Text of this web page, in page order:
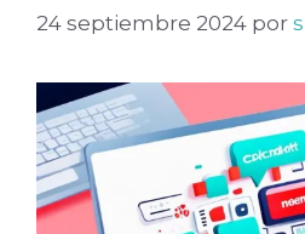
24 septiembre 2024 por